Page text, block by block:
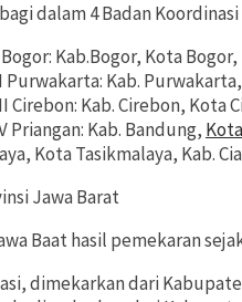
dalam 4 Badan
Kab.Bogor, Kota
Purwakarta: Kab.
Cirebon: Kab. Cirebon, Kota
Priangan: Kab. Bandung,
Kota Tasikmalaya, Kab.
Baat hasil pemekaran
dimekarkan dari